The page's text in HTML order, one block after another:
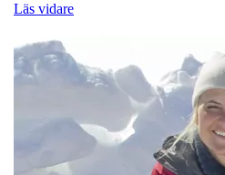
Läs vidare